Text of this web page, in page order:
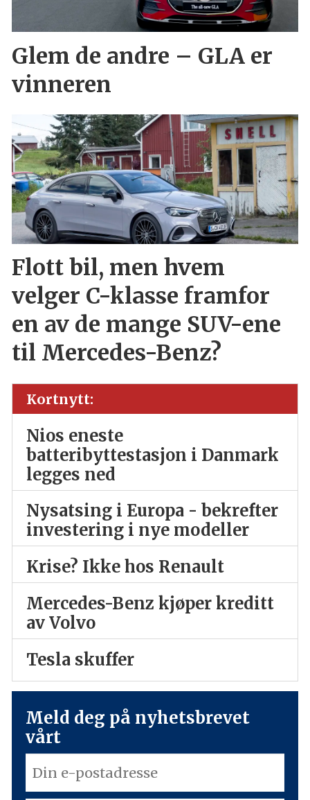
Glem de andre – GLA er
vinneren
Flott bil, men hvem
velger C-klasse framfor
en av de mange SUV-ene
til Mercedes-Benz?
Kortnytt:
Nios eneste
batteribyttestasjon i Danmark
legges ned
Nysatsing i Europa - bekrefter
investering i nye modeller
Krise? Ikke hos Renault
Mercedes-Benz kjøper kreditt
av Volvo
Tesla skuffer
Meld deg på nyhetsbrevet
vårt